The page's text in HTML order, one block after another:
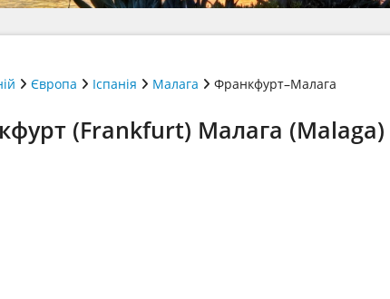
Європа Іспанія Малага Франкфурт–Малага
(Frankfurt) Малага (Malaga)